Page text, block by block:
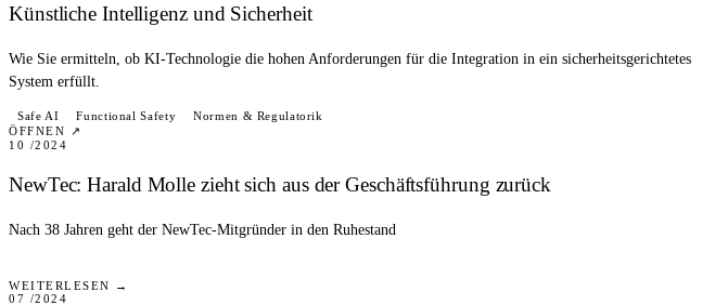
Künstliche Intelligenz und Sicherheit
Wie Sie ermitteln, ob KI-Technologie die hohen Anforderungen für die Integration in ein sicherheitsgerichtetes
System erfüllt.
Safe AI Functional Safety Normen & Regulatorik
ÖFFNEN ↗
PRESSE
10 /2024
NewTec: Harald Molle zieht sich aus der Geschäftsführung zurück
Nach 38 Jahren geht der NewTec-Mitgründer in den Ruhestand
WEITERLESEN →
07 /2024